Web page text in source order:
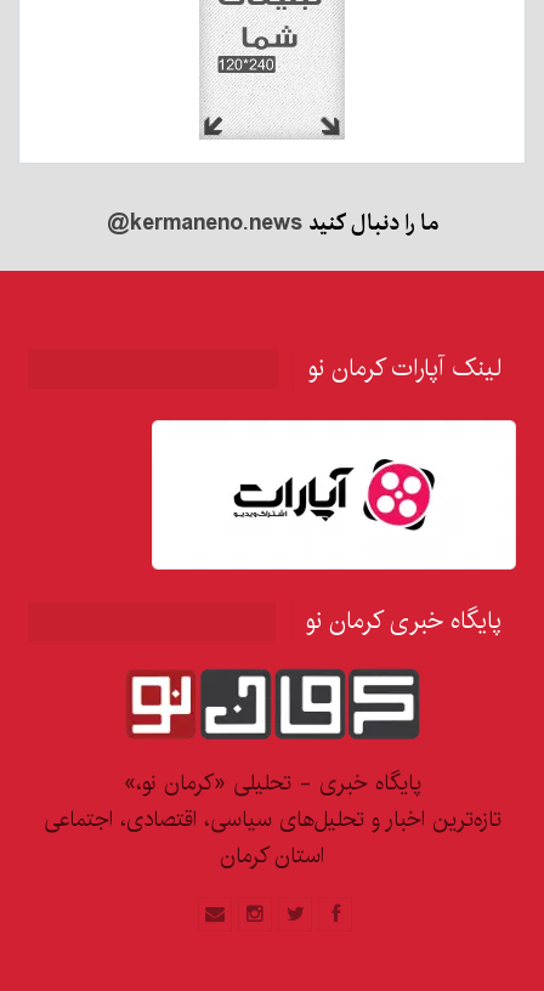
ما را دنبال کنید@kermaneno.news
لینک آپارات کرمان نو
پایگاه خبری کرمان نو
پایگاه خبری - تحلیلی «کرمان نو،»
تازه‌ترین اخبار و تحلیل‌های سیاسی، اقتصادی، اجتماعی
استان کرمان